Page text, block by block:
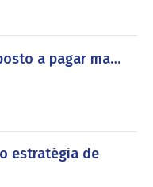
a pagar ma…
estratégia de